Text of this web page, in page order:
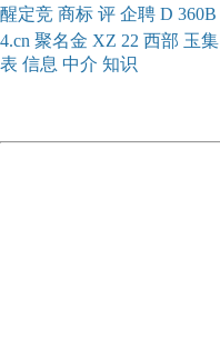
醒定竞 商标 评 企聘 D 360B
4.cn 聚名金 XZ 22 西部 玉集
表 信息 中介 知识